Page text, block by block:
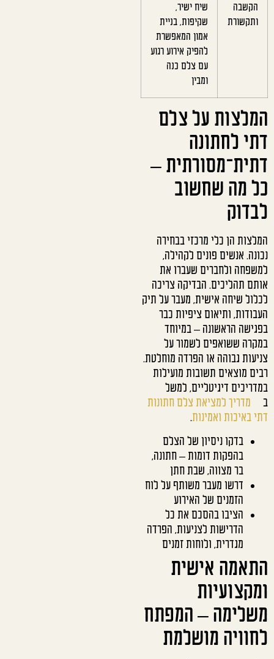
הקשבה
ותקשורת
שיח ישיר,
שקיפות, בניית
אמון המאפשרת
להפיק אירוע רגוע
עם צלם כנה
ומבין
המלצות על צלם
דתי לחתונה
דתית־מסורתית –
כל מה שחשוב
לבדוק
המלצות הן כלי מרכזי בבחירה
נכונה. אנשים פונים לקהילה,
למשפחה ולחברים שעברו את
אותם תהליכים. הבדיקה צריכה
לכלול שיחה אישית, מעבר על תיק
העבודות, ותיאום ציפיות כבר
בפגישה הראשונה – במיוחד
במקרה ששואפים לשמור על
צניעות גבוהה או הפרדה מוחלטת.
רבים מוצאים תשובות מועילות
במדריכים דיגיטליים, למשל
ב
מדריך למציאת צלם חתונות
דתי באיכות ואמינות.
בדקו ניסיון של הצלם
בהפקות דומות – חתונה,
בר מצווה, שבת חתן
דרשו מעבר משותף על לוח
הזמנים של האירוע
הציבו בהסכם את כל
הדרישות לצניעות, הפרדה
מגדרית, ולוחות זמנים
התאמה אישית
ומקצועיות
משלימה – המפתח
לחוויה מושלמת